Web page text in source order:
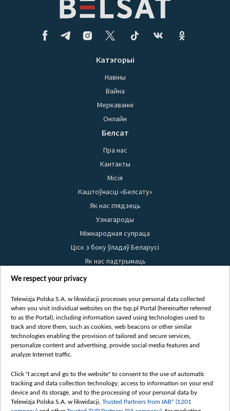
Катэгорыі
Навіны
Вайна
Меркаванні
Онлайн
Белсат
Пра нас
Кантакты
Місія
Каштоўнасці «Белсату»
Як нас глядзець
Узнагароды
Міжнародная супраца
Ціск з боку ўладаў Беларусі
Як нас падтрымаць
Правілы выкарыстання матэрыялаў
Бяспека
Youtube
Белсат news
Белсат Shorts
Жэстачайшы мульт
Belsat English
Biełsat PL
We respect your privacy
Telewizja Polska S.A. w likwidacji processes your personal data collected
when you visit individual websites on the tvp.pl Portal (hereinafter referred
to as the Portal), including information saved using technologies used to
track and store them, such as cookies, web beacons or other similar
technologies enabling the provision of tailored and secure services,
personalize content and advertising, provide social media features and
analyze Internet traffic.
Click "I accept and go to the website" to consent to the use of automatic
tracking and data collection technology, access to information on your end
device and its storage, and to the processing of your personal data by
Telewizja Polska S.A. w likwidacji, Trusted Partners from IAB* (1201